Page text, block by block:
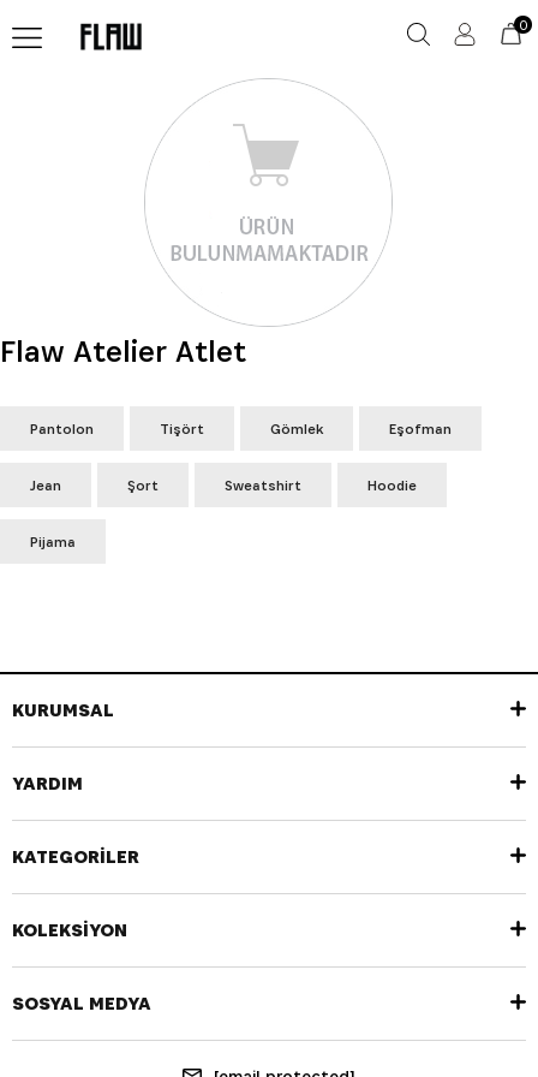
0
Flaw Atelier Atlet
Pantolon Tişört Gömlek Eşofman
Jean Şort Sweatshirt Hoodie
Pijama
KURUMSAL
YARDIM
KATEGORİLER
KOLEKSİYON
SOSYAL MEDYA